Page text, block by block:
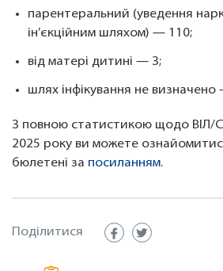
парентеральний (уведення
ін’єкційним шляхом) — 110;
від матері дитині — 3;
шлях інфікування не визначено
З повною статистикою щодо ВІЛ/
2025 року ви можете
бюлетені за посиланням.
Поділитися